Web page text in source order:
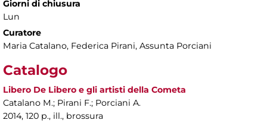
Giorni di chiusura
Lun
Curatore
Maria Catalano, Federica Pirani, Assunta Porciani
Catalogo
Libero De Libero e gli artisti della Cometa
Catalano M.; Pirani F.; Porciani A.
2014, 120 p., ill., brossura